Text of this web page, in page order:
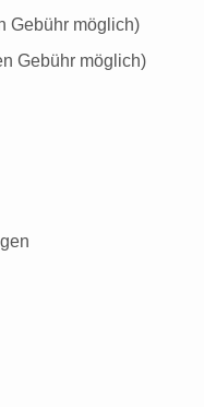
möglich)
möglich)